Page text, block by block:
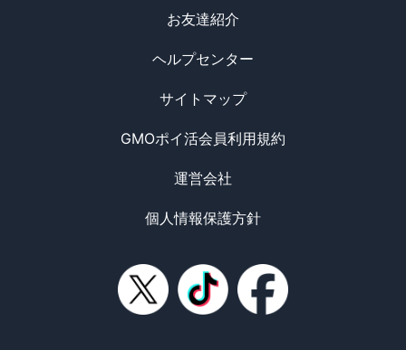
お友達紹介
ヘルプセンター
サイトマップ
GMOポイ活会員利用規約
運営会社
個人情報保護方針